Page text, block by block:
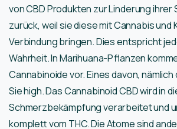
von CBD Produkten zur Linderung ihrer
zurück, weil sie diese mit Cannabis und
Verbindung bringen. Dies entspricht
Wahrheit. In Marihuana-Pflanzen
Cannabinoide vor. Eines davon, nämlich
Sie high. Das Cannabinoid CBD wird in
Schmerzbekämpfung verarbeitet und
komplett vom THC. Die Atome sind